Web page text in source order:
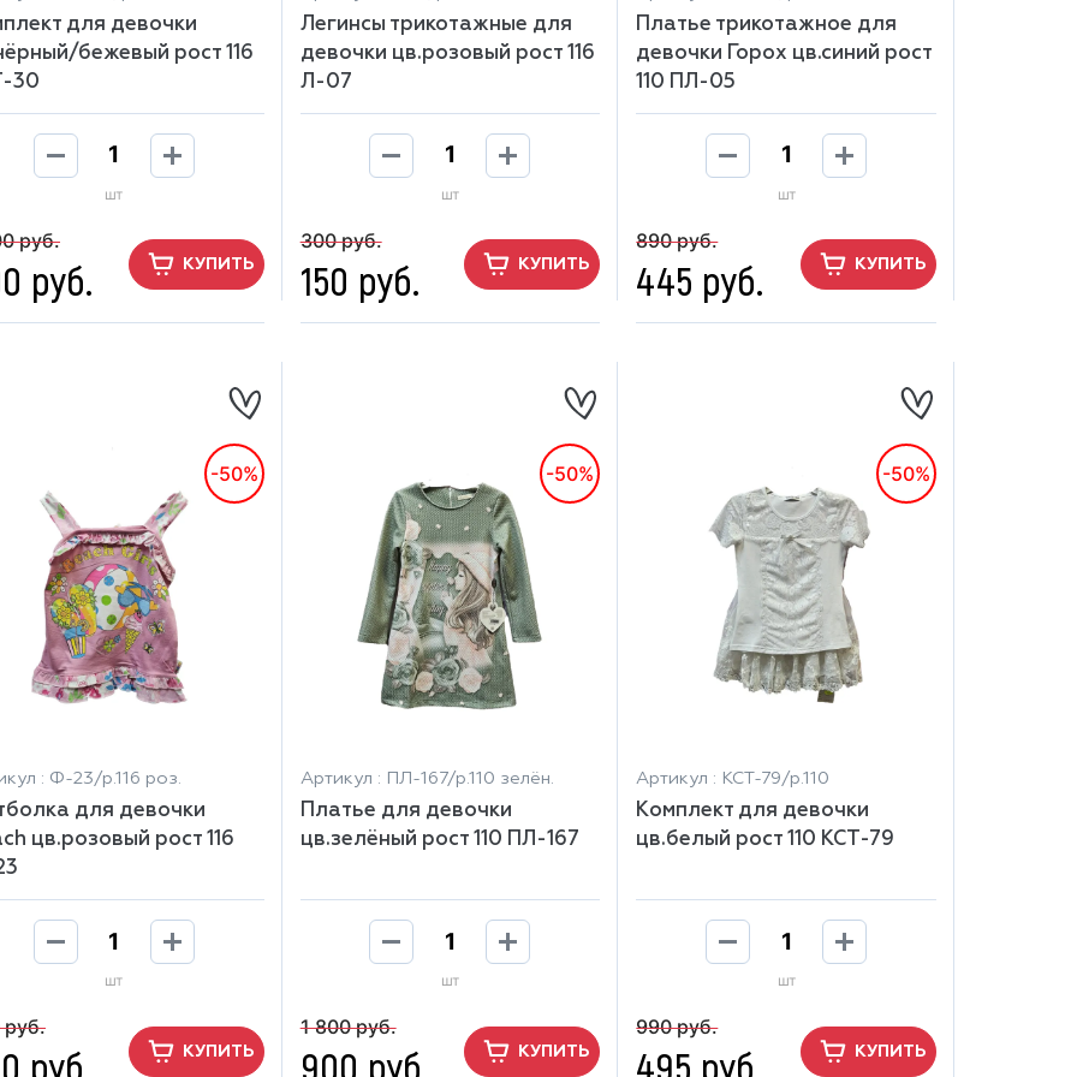
для девочки
бежевый рост 116
30
шт
руб.
руб. КУПИТЬ
Легинсы трикотажные для
девочки цв.розовый рост 116
Л-07
шт
300 руб.
150 руб. КУПИТЬ
Платье трикотажное для
девочки Горох цв.синий рост
110 ПЛ-05
шт
890 руб.
445 руб. КУПИТЬ
-50%
: Ф-23/р.116 роз.
для девочки
цв.розовый рост 116
шт
руб.
руб. КУПИТЬ
-50%
Артикул : ПЛ-167/р.110 зелён.
Платье для девочки
цв.зелёный рост 110 ПЛ-167
шт
1 800 руб.
900 руб. КУПИТЬ
-50%
Артикул : КСТ-79/р.110
Комплект для девочки
цв.белый рост 110 КСТ-79
шт
990 руб.
495 руб. КУПИТЬ